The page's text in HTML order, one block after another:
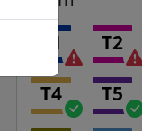
T1 T2
T4 T5